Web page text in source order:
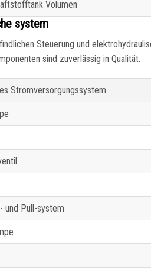
Volumen
system
Steuerung und
sind zuverlässig in Qualität.
Stromversorgungssystem
und Pull-system